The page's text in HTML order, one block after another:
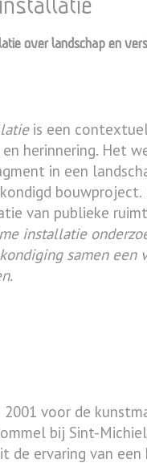
over landschap en
is een
herinnering. Het
in een
van publieke
installatie
samen een
2001 voor de
bij Sint-
de ervaring van